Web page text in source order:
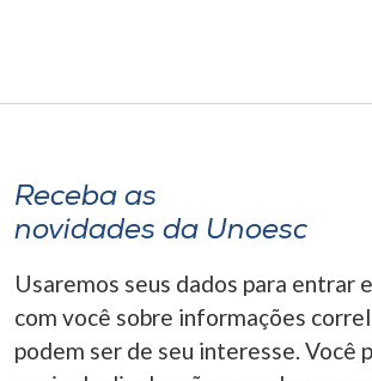
Receba as
novidades da Unoesc
Usaremos seus dados para entrar
com você sobre informações
podem ser de seu interesse. Você